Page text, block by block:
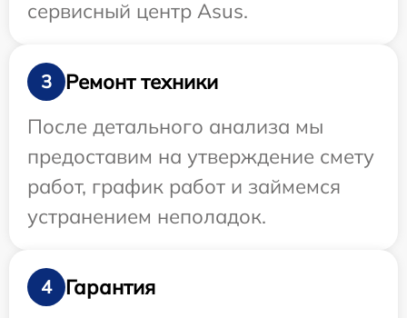
сервисный центр Asus.
3
Ремонт техники
После детального анализа мы
предоставим на утверждение смету
работ, график работ и займемся
устранением неполадок.
4
Гарантия